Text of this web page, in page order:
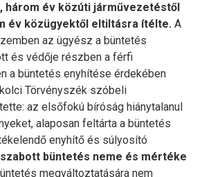
három év közúti járművezetéstől
év közügyektől eltiltásra ítélte. A
az ügyész a büntetés
és védője részben a férfi
a büntetés enyhítése érdekében
Törvényszék szóbeli
az elsőfokú bíróság hiánytalanul
alaposan feltárta a büntetés
enyhítő és súlyosító
büntetés neme és mértéke
megváltoztatására nem